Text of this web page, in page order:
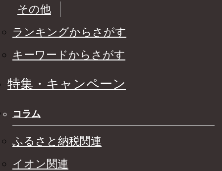
その他
ランキングからさがす
キーワードからさがす
特集・キャンペーン
コラム
ふるさと納税関連
イオン関連